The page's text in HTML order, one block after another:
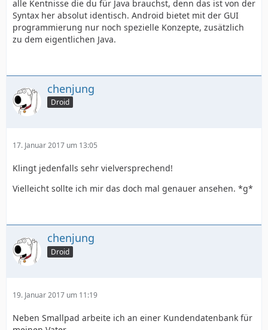
alle Kentnisse die du für Java brauchst, denn das ist von der
Syntax her absolut identisch. Android bietet mit der GUI
programmierung nur noch spezielle Konzepte, zusätzlich
zu dem eigentlichen Java.
chenjung
Droid
17. Januar 2017 um 13:05
Klingt jedenfalls sehr vielversprechend!
Vielleicht sollte ich mir das doch mal genauer ansehen. *g*
chenjung
Droid
19. Januar 2017 um 11:19
Neben Smallpad arbeite ich an einer Kundendatenbank für